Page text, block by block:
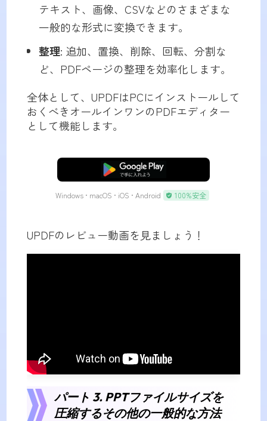
テキスト、画像、CSVなどのさまざまな
一般的な形式に変換できます。
整理: 追加、置換、削除、回転、分割な
ど、PDFページの整理を効率化します。
全体として、UPDFはPCにインストールして
おくべきオールインワンのPDFエディター
として機能します。
無料ダウンロード
Windows • macOS • iOS • Android 100%安全
UPDFのレビュー動画を見ましょう！
パート 3. PPTファイルサイズを
圧縮するその他の一般的な方法